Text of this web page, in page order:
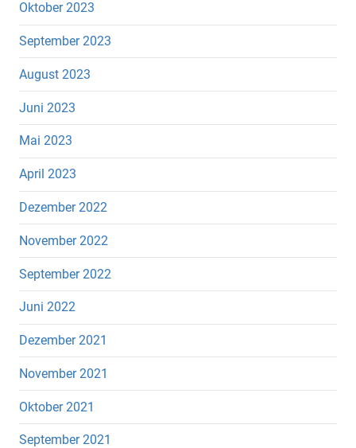
Oktober 2023
September 2023
August 2023
Juni 2023
Mai 2023
April 2023
Dezember 2022
November 2022
September 2022
Juni 2022
Dezember 2021
November 2021
Oktober 2021
September 2021